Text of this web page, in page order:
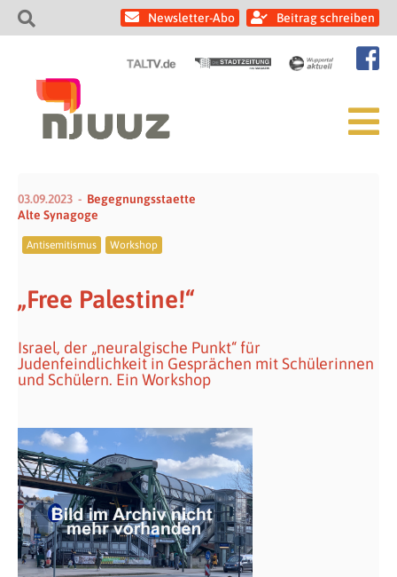
Newsletter-Abo Beitrag schreiben
03.09.2023
Begegnungsstaette
Alte Synagoge
Antisemitismus Workshop
„Free Palestine!“
Israel, der „neuralgische Punkt“ für
Judenfeindlichkeit in Gesprächen mit Schülerinnen
und Schülern. Ein Workshop